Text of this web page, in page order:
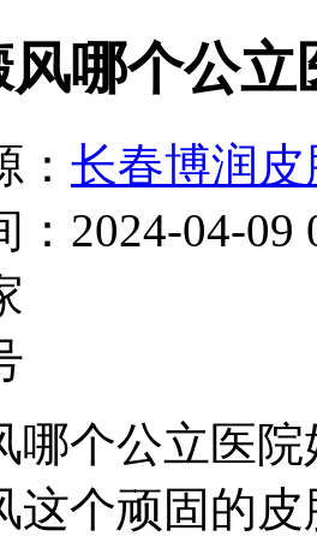
哪个公立
长春博润
：2024-04-09
哪个公立医
这个顽固的